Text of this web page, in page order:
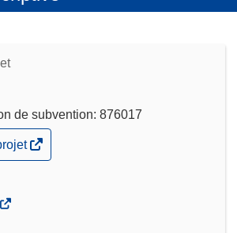
de subvention: 876017